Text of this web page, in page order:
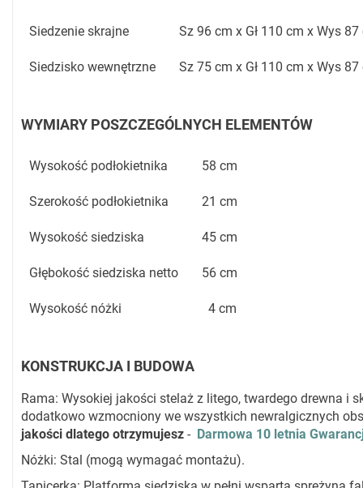
Siedzenie skrajne Sz 96 cm x Gł 110 cm x Wys 87
Siedzisko wewnętrzne Sz 75 cm x Gł 110 cm x Wys 87
WYMIARY POSZCZEGÓLNYCH ELEMENTÓW
Wysokość podłokietnika 58 cm
Szerokość podłokietnika 21 cm
Wysokość siedziska 45 cm
Głębokość siedziska netto 56 cm
Wysokość nóżki 4 cm
KONSTRUKCJA I BUDOWA
Rama: Wysokiej jakości stelaż z litego, twardego drewna i
dodatkowo wzmocniony we wszystkich newralgicznych
jakości dlatego otrzymujesz - Darmowa 10 letnia
Nóżki: Stal (mogą wymagać montażu).